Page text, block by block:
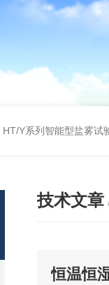
HT/Y系列智能型盐雾试
技术文章
恒温恒